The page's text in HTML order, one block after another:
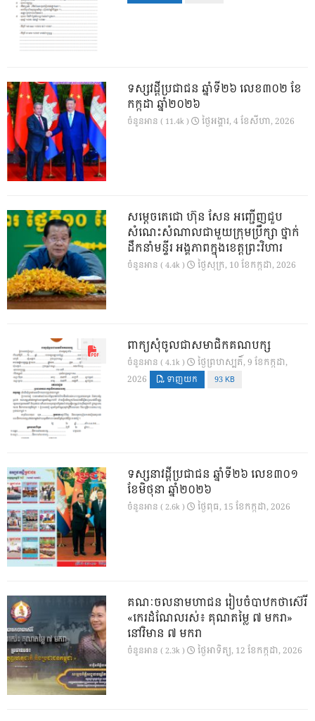
ទស្សវដ្តីប្រជាជន ឆ្នាំទី២៦ លេខ៣០២ ខែ
កក្កដា ឆ្នាំ២០២៦
ចំនួនអាន ( 11.4k ) ថ្ងៃ​អង្គារ, 4 ខែ​សីហា, 2026
សម្តេចតេជោ ហ៊ុន សែន អញ្ជើញជួប
សំណេះសំណាលជាមួយក្រុមប្រឹក្សា ថ្នាក់
ដឹកនាំមន្ទីរ អង្គភាពក្នុងខេត្តព្រះវិហារ
ចំនួនអាន ( 4.4k ) ថ្ងៃ​សុក្រ, 10 ខែ​កក្កដា, 2026
ពាក្យសុំចូលជាសមាជិកគណបក្ស
ចំនួនអាន ( 4.1k )
ថ្ងៃ​ព្រហស្បតិ៍, 9 ខែ​កក្កដា,
2026
ទាញយក 93 KB
ទស្សនាវដ្ដីប្រជាជន ឆ្នាំទី២៦ លេខ៣០១
ខែមិថុនា ឆ្នាំ២០២៦
ចំនួនអាន ( 2.6k ) ថ្ងៃ​ពុធ, 15 ខែ​កក្កដា, 2026
គណៈចលនាមហាជន រៀបចំបាឋកថាស៊េរី
«កេរដំណែលរស់៖ គុណតម្លៃ ៧ មករា»
នៅវិមាន ៧ មករា
ចំនួនអាន ( 2.3k ) ថ្ងៃ​អាទិត្យ, 12 ខែ​កក្កដា, 2026